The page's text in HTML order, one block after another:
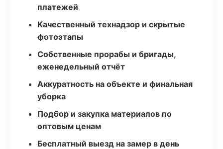
платежей
Качественный технадзор и скрытые
фотоэтапы
Собственные прорабы и бригады,
еженедельный отчёт
Аккуратность на объекте и финальная
уборка
Подбор и закупка материалов по
оптовым ценам
Бесплатный выезд на замер в день